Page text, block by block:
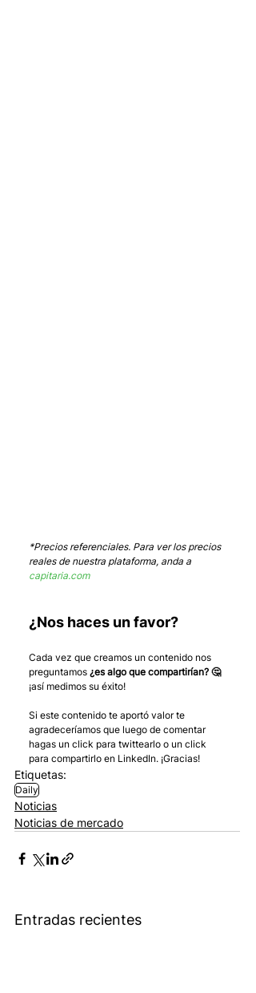
*Precios referenciales. Para ver los precios
reales de nuestra plataforma, anda a
capitaria.com
¿Nos haces un favor?
Cada vez que creamos un contenido nos
preguntamos ¿es algo que compartirían? 🤔
¡así medimos su éxito!
Si este contenido te aportó valor te
agradeceríamos que luego de comentar
hagas un click para twittearlo o un click
para compartirlo en LinkedIn. ¡Gracias!
Etiquetas:
Daily
Noticias
Noticias de mercado
Entradas recientes